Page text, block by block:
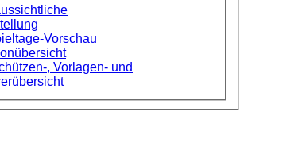
Vorschau
, Vorlagen- und